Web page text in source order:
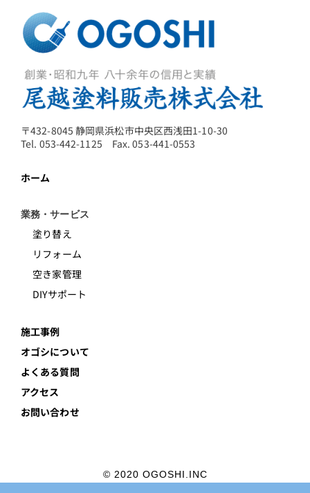
〒432-8045 静岡県浜松市中央区西浅田1-10-30
Tel. 053-442-1125 Fax. 053-441-0553
ホーム
業務・サービス
塗り替え
リフォーム
空き家管理
DIYサポート
施工事例
オゴシについて
よくある質問
アクセス
お問い合わせ
© 2020 OGOSHI.INC